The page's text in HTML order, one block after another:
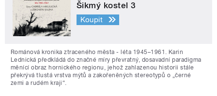
Šikmý kostel 3
Koupit
Románová kronika ztraceného města - léta 1945–1961. Karin
Lednická předkládá do značné míry převratný, dosavadní paradigma
měnící obraz hornického regionu, jehož zahlazenou historii stále
překrývá tlustá vrstva mýtů a zakořeněných stereotypů o „černé
zemi a rudém kraji“.